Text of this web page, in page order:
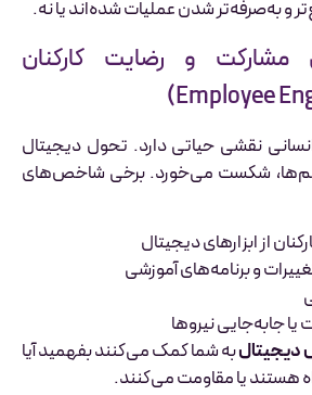
و به‌صرفه‌تر شدن عملیات شده‌اند یا نه.
و رضایت کارکنان
نقشی حیاتی دارد. تحول دیجیتال
شکست می‌خورد. برخی شاخص‌های
از ابزارهای دیجیتال
و برنامه‌های آموزشی
جابه‌جایی نیروها
به شما کمک می‌کنند بفهمید آیا
هستند یا مقاومت می‌کنند.